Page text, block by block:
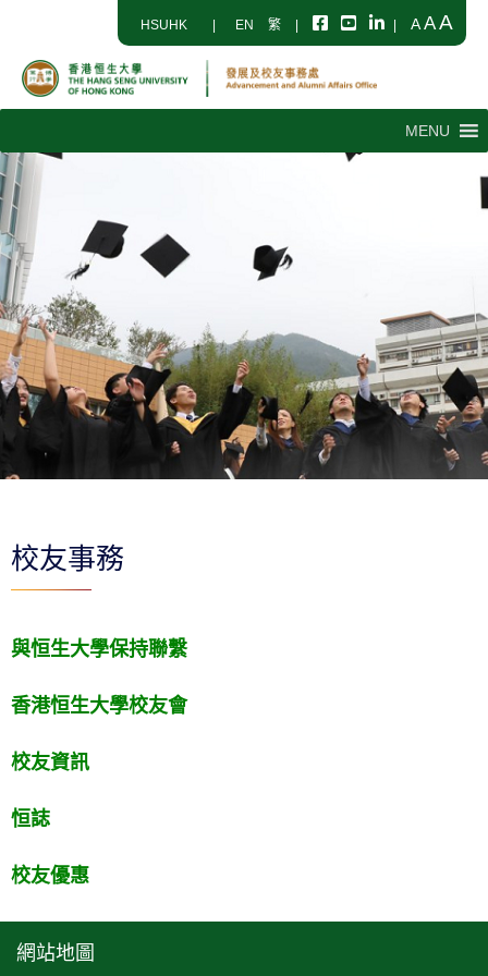
HSUHK EN 繁 AAA
MENU
校友事務
與恒生大學保持聯繫
香港恒生大學校友會
校友資訊
恒誌
校友優惠
網站地圖